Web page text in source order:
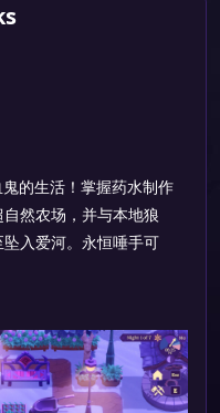
的生活！掌握药水制作
然农场，并与本地狼
入爱河。永恒唾手可